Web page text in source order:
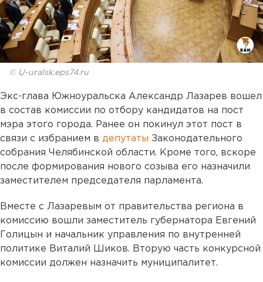
© U-uralsk.eps74.ru
Экс-глава Южноуральска Александр Лазарев вошел
в состав комиссии по отбору кандидатов на пост
мэра этого города. Ранее он покинул этот пост в
связи с избранием в депутаты Законодательного
собрания Челябинской области. Кроме того, вскоре
после формирования нового созыва его назначили
заместителем председателя парламента.
Вместе с Лазаревым от правительства региона в
комиссию вошли заместитель губернатора Евгений
Голицын и начальник управления по внутренней
политике Виталий Шиков. Вторую часть конкурсной
комиссии должен назначить муниципалитет.